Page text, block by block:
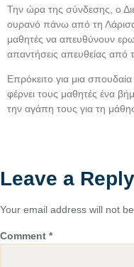
Την ώρα της σύνδεσης, ο
ουρανό πάνω από τη
μαθητές να απευθύνουν
απαντήσεις απευθείας από
Επρόκειτο για μια
φέρνει τους μαθητές ένα
την αγάπη τους για τη
Leave a Reply
Your email address will not
Comment *